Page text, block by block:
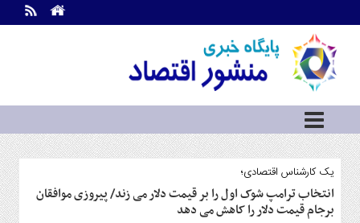
اطلاعات
تماس
ما
درباره
ما
سرویس
ها
خانه
بازار
یک کارشناس اقتصادی؛
انتخاب ترامپ شوک اول را بر قیمت دلار می زند/ پیروزی موافقان
برجام قیمت دلار را کاهش می دهد